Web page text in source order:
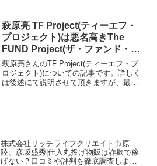
スメできません。じゃあ、稼げる案件を
教...
萩原亮 TF Project(ティーエフ・
プロジェクト)は悪名高きThe
FUND Project(ザ・ファンド・プ
ロジェクト)の略だった！
萩原亮さんのTF Project(ティーエフ・プ
ロジェクト)についての記事です。詳しく
は後述にて説明させて頂きますが、最初
株式会社リッチライフクリエイト市原
陸、彦坂盛秀|仕入丸投げ物販は詐欺で稼
げない？口コミや評判を徹底調査しまし